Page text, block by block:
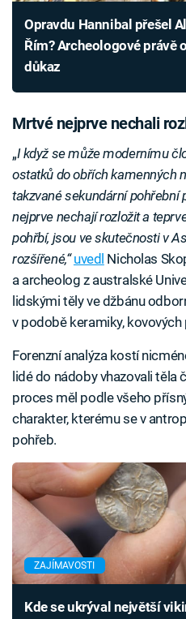
Opravdu Hannibal přešel
Řím? Archeologové právě
důkaz
Mrtvé nejprve nechali
„I když se může modernímu
ostatků do obřích kamenných
takzvané sekundární pohřební
nejprve nechají rozložit a
pohřbí, jsou ve skutečnosti v
rozšířené,“uvedl Nicholas
a archeolog z australské
lidskými těly ve džbánu
v podobě keramiky,
Forenzní analýza kostí
lidé do nádoby vhazovali těla
proces měl podle všeho
charakter, kterému se v
pohřeb.
ZAJÍMAVOSTI
Kde se ukrýval největší